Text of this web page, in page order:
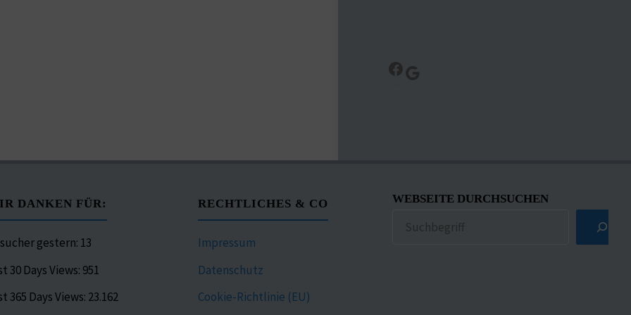
Facebook
Google
DANKEN FÜR:
gestern: 13
30 Days Views: 951
365 Days Views: 23.162
RECHTLICHES & CO
Impressum
Datenschutz
Cookie-Richtlinie (EU)
WEBSEITE DURCHSUCHEN